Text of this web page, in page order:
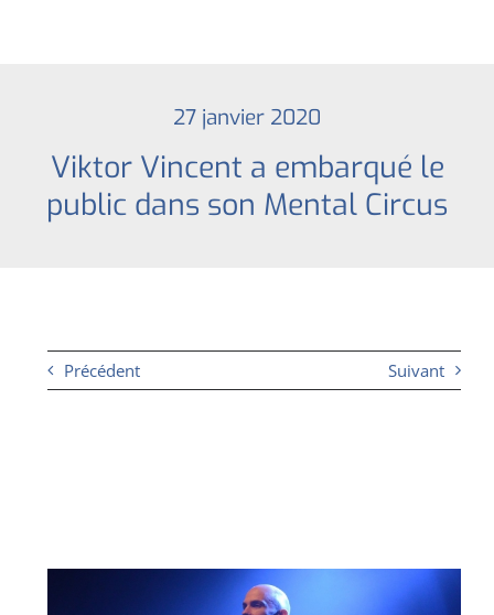
27 janvier 2020
Viktor Vincent a embarqué le
public dans son Mental Circus
Précédent Suivant